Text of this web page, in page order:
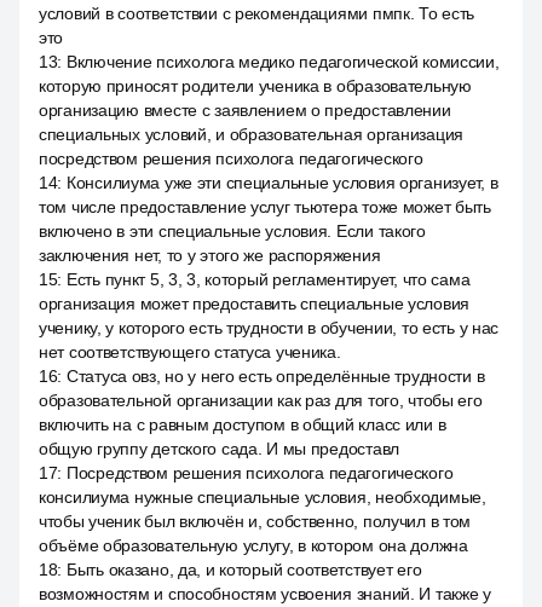
условий в соответствии с рекомендациями пмпк. То есть
это
13: Включение психолога медико педагогической комиссии,
которую приносят родители ученика в образовательную
организацию вместе с заявлением о предоставлении
специальных условий, и образовательная организация
посредством решения психолога педагогического
14: Консилиума уже эти специальные условия организует, в
том числе предоставление услуг тьютера тоже может быть
включено в эти специальные условия. Если такого
заключения нет, то у этого же распоряжения
15: Есть пункт 5, 3, 3, который регламентирует, что сама
организация может предоставить специальные условия
ученику, у которого есть трудности в обучении, то есть у нас
нет соответствующего статуса ученика.
16: Статуса овз, но у него есть определённые трудности в
образовательной организации как раз для того, чтобы его
включить на с равным доступом в общий класс или в
общую группу детского сада. И мы предоставл
17: Посредством решения психолога педагогического
консилиума нужные специальные условия, необходимые,
чтобы ученик был включён и, собственно, получил в том
объёме образовательную услугу, в котором она должна
18: Быть оказано, да, и который соответствует его
возможностям и способностям усвоения знаний. И также у